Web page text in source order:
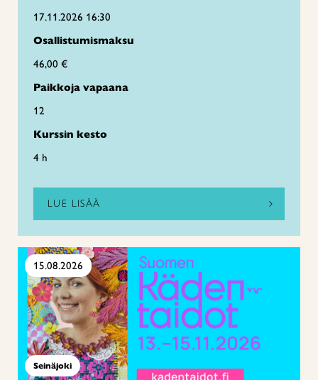
17.11.2026 16:30
Osallistumismaksu
46,00 €
Paikkoja vapaana
12
Kurssin kesto
4 h
LUE LISÄÄ
15.08.2026
Seinäjoki